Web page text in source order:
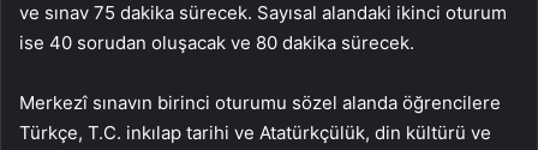
ve sınav 75 dakika sürecek. Sayısal alandaki ikinci oturum
ise 40 sorudan oluşacak ve 80 dakika sürecek.
Merkezî sınavın birinci oturumu sözel alanda öğrencilere
Türkçe, T.C. inkılap tarihi ve Atatürkçülük, din kültürü ve